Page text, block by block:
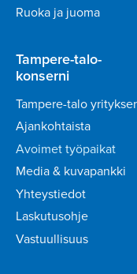
Ruoka ja juoma
Tampere-talo-
konserni
Tampere-talo
Ajankohtaista
Avoimet työpaikat
Media & kuvapankki
Yhteystiedot
Laskutusohje
Vastuullisuus